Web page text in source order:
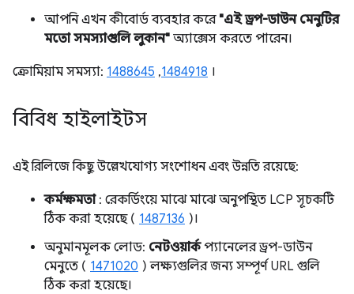
আপনি এখন কীবোর্ড ব্যবহার করে "এই ড্রপ-ডাউন মেনুটির
মতো সমস্যাগুলি লুকান" অ্যাক্সেস করতে পারেন।
ক্রোমিয়াম সমস্যা: 1488645 ,1484918 ।
বিবিধ হাইলাইটস
এই রিলিজে কিছু উল্লেখযোগ্য সংশোধন এবং উন্নতি রয়েছে:
কর্মক্ষমতা: রেকর্ডিংয়ে মাঝে মাঝে অনুপস্থিত LCP সূচকটি
ঠিক করা হয়েছে ( 1487136 )।
অনুমানমূলক লোড: নেটওয়ার্কপ্যানেলের ড্রপ-ডাউন
মেনুতে ( 1471020 ) লক্ষ্যগুলির জন্য সম্পূর্ণ URL গুলি
ঠিক করা হয়েছে।